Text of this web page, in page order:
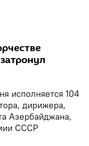
исполняется 104
дирижера,
Азербайджана,
СССР